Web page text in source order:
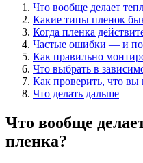
Что вообще делает
Какие типы пленок
Когда пленка
Частые ошибки — и
Как правильно
Что выбрать в
Как проверить, что
Что делать дальше
Что вообще
пленка?